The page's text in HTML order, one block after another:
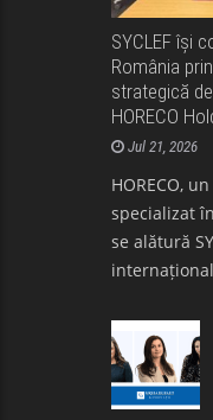
SYCLEF își
România
strategică
HORECO
Jul 21, 2026
HORECO,
specializat
se alătură